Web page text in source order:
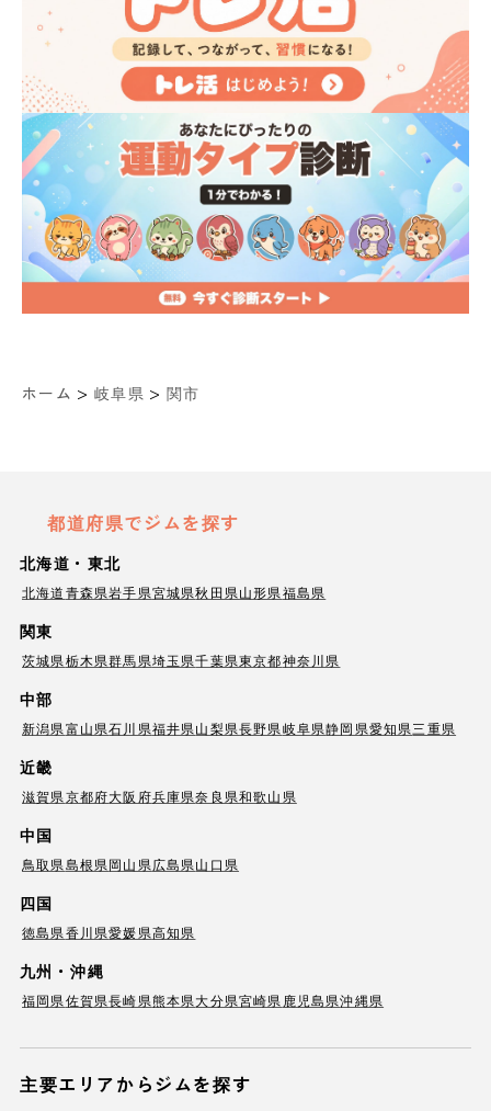
ホーム > 岐阜県 > 関市
都道府県でジムを探す
北海道・東北
北海道青森県岩手県宮城県秋田県山形県福島県
関東
茨城県栃木県群馬県埼玉県千葉県東京都神奈川県
中部
新潟県富山県石川県福井県山梨県長野県岐阜県静岡県愛知県三重県
近畿
滋賀県京都府大阪府兵庫県奈良県和歌山県
中国
鳥取県島根県岡山県広島県山口県
四国
徳島県香川県愛媛県高知県
九州・沖縄
福岡県佐賀県長崎県熊本県大分県宮崎県 鹿児島県沖縄県
主要エリアからジムを探す